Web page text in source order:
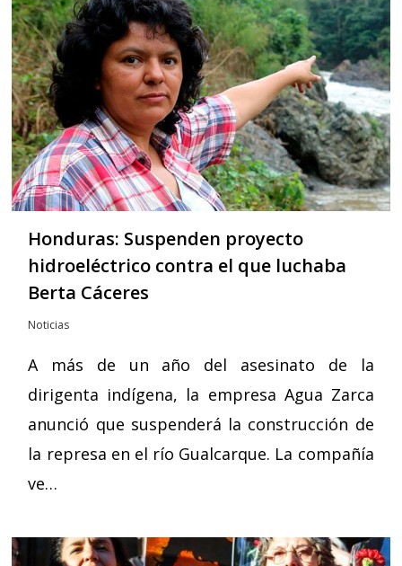
Honduras: Suspenden proyecto
hidroeléctrico contra el que luchaba
Berta Cáceres
Noticias
A más de un año del asesinato de la
dirigenta indígena, la empresa Agua Zarca
anunció que suspenderá la construcción de
la represa en el río Gualcarque. La compañía
ve…